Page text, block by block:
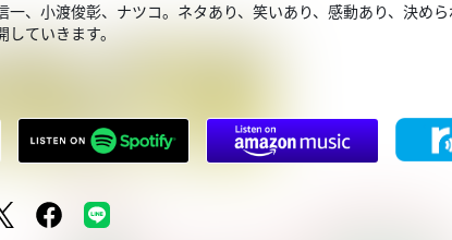
一、小渡俊彰、ナツコ。ネタあり、笑いあり、感動あり、決め
ていきます。